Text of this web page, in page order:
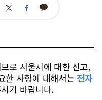
트 페 카
로 서울시에 대한 신고,
한 사항에 대해서는 전자
기 바랍니다.